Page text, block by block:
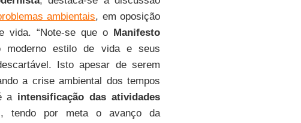
ambientais, em oposição
vida. “Note-se que o Manifesto
moderno estilo de vida e seus
Isto apesar de serem
a crise ambiental dos tempos
aintensificação das atividades
tendo por meta o avanço da